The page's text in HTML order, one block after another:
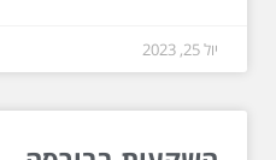
יול 25, 2023